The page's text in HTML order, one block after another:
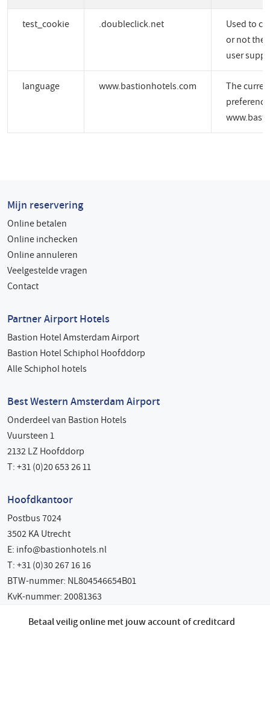
test_cookie .doubleclick.net
Used to
or not the
user
language www.bastionhotels.com
The
Mijn reservering
Online betalen
Online inchecken
Online annuleren
Veelgestelde vragen
Contact
Partner Airport Hotels
Bastion Hotel Amsterdam Airport
Bastion Hotel Schiphol Hoofddorp
Alle Schiphol hotels
Best Western Amsterdam Airport
Onderdeel van Bastion Hotels
Vuursteen 1
2132 LZ Hoofddorp
T: +31 (0)20 653 26 11
Hoofdkantoor
Postbus 7024
3502 KA Utrecht
E: info@bastionhotels.nl
T: +31 (0)30 267 16 16
BTW-nummer: NL804546654B01
KvK-nummer: 20081363
Betaal veilig online met jouw account of creditcard